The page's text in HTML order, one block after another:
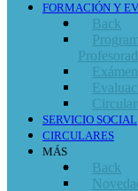
FORMACIÓN Y
Back
SERVICIO SOCIAL
CIRCULARES
MÁS
Back